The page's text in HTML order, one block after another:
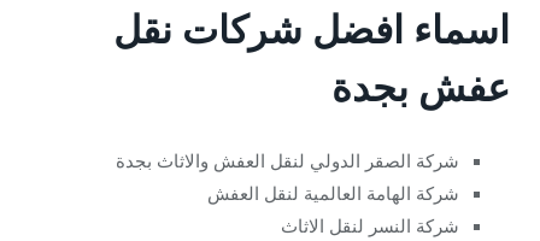
اسماء افضل شركات نقل
عفش بجدة
شركة الصقر الدولي لنقل العفش والاثاث بجدة
شركة الهامة العالمية لنقل العفش
شركة النسر لنقل الاثاث